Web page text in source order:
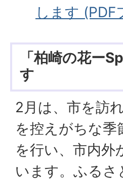
します
「柏崎の花ー
す
2月は、市を訪
を控えがちな季
を行い、市内
います。ふるさ